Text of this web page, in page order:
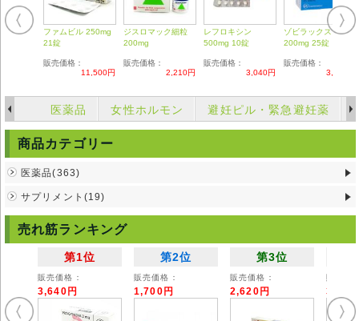
・持病やアレルギーのある方・他のお薬を使用中の方・妊婦や授乳中の方
◆メイアクトは国内では医師の処方を必要とする【要指示薬】です。本剤
の説明文は英文の能書を翻訳したものであり、使用方法等が日本の医療従
事者の見解と異なる場合がありますのでご留意ください。
◆輸入医薬品はご自身の責任の上で、他者に譲渡せずご自身にてご使用く
◆詳細は掛かり付けの医師または薬剤師にご相談ください。
◆弊社ではどのような責任も受けかねますのでご了承ください。
ファムビル 250mg
21錠
販売価格：
11,500円
ジスロマック細粒
200mg
販売価格：
2,210円
レフロキシン
500mg 10錠
販売価格：
3,040円
ゾビラックス
200mg 25錠
販売価格：
3,080円
医薬品 女性ホルモン 避妊ピル・緊急避妊薬
商品カテゴリー
医薬品(363)
サプリメント(19)
売れ筋ランキング
第1位
販売価格：
3,640円
第2位
販売価格：
1,700円
第3位
販売価格：
2,620円 3,550